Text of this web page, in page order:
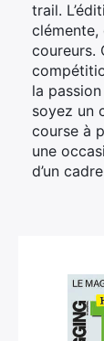
trail.
coureurs.
la
soyez un
course à
une
d’un